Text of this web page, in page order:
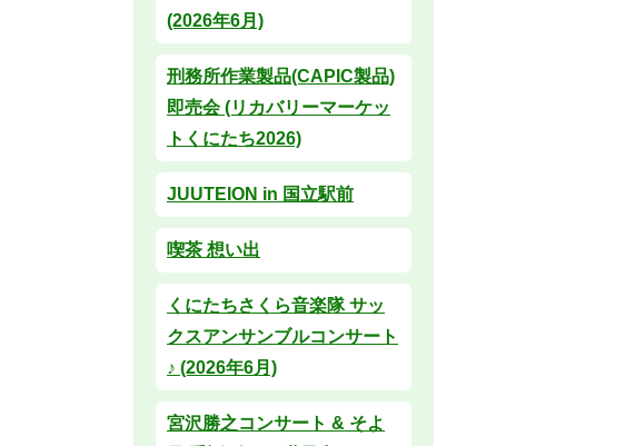
(2026年6月)
刑務所作業製品(CAPIC製品)
即売会 (リカバリーマーケッ
トくにたち2026)
JUUTEION in 国立駅前
喫茶 想い出
くにたちさくら音楽隊 サッ
クスアンサンブルコンサート
♪ (2026年6月)
宮沢勝之コンサート & そよ